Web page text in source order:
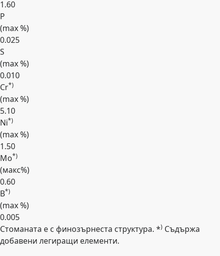
1.60
P
(max%)
0.025
S
(max%)
0.010
Cr*)
(max%)
5.10
Ni*)
(max%)
1.50
Mo*)
(макс%)
0.60
B*)
(max%)
0.005
Expand
Стоманата е с финозърнеста структура. *) Съдържа
добавени легиращи елементи.